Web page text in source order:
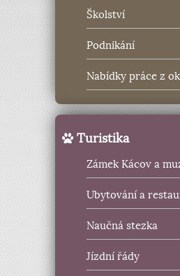
Školství
Podnikání
Nabídky práce z
Turistika
Zámek Kácov a
Ubytování a
Naučná stezka
Jízdní řády